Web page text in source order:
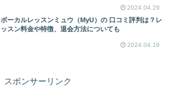
2024.04.29
ボーカルレッスンミュウ（MyU）の 口コミ評判は？レ
ッスン料金や特徴、退会方法についても
2024.04.16
スポンサーリンク